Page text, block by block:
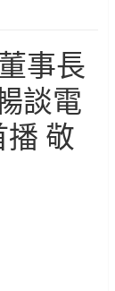
事長
談電
播 敬